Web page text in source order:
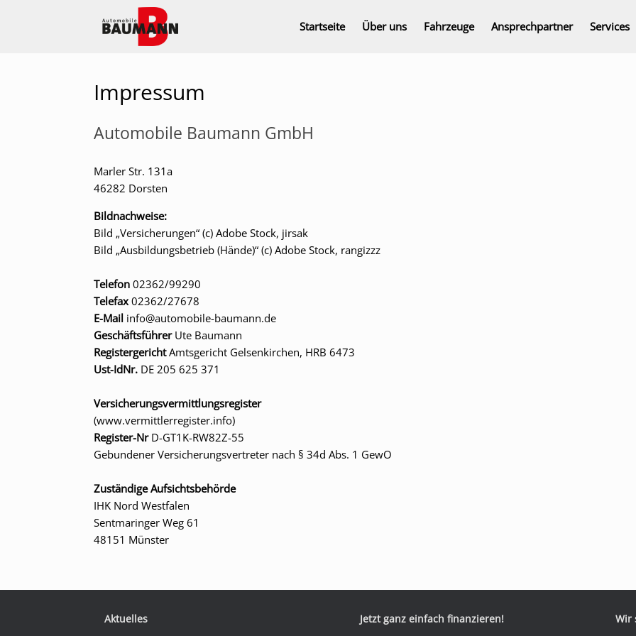
Startseite Über uns Fahrzeuge Ansprechpartner Services
Impressum
Automobile Baumann GmbH
Marler Str. 131a
46282 Dorsten
Bildnachweise:
Bild „Versicherungen“ (c) Adobe Stock, jirsak
Bild „Ausbildungsbetrieb (Hände)“ (c) Adobe Stock, rangizzz
Telefon 02362/99290
Telefax 02362/27678
E-Mail info@automobile-baumann.de
GeschäftsführerUte Baumann
RegistergerichtAmtsgericht Gelsenkirchen, HRB 6473
Ust-IdNr. DE 205 625 371
Versicherungsvermittlungsregister
(www.vermittlerregister.info)
Register-NrD-GT1K-RW82Z-55
Gebundener Versicherungsvertreter nach § 34d Abs. 1 GewO
Zuständige Aufsichtsbehörde
IHK Nord Westfalen
Sentmaringer Weg 61
48151 Münster
Aktuelles Jetzt ganz einfach finanzieren! Wir